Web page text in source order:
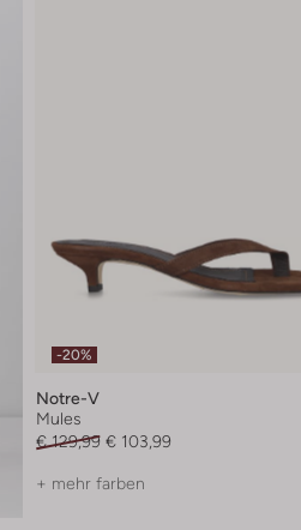
-20%
Notre-V
Mules
€ 129,99 € 103,99
+ mehr farben